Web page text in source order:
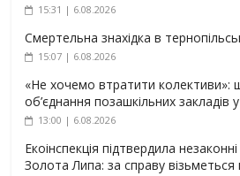
15:31 | 6.08.2026
Смертельна знахідка в
15:07 | 6.08.2026
«Не хочемо втратити колективи»:
об’єднання позашкільних закладів
13:00 | 6.08.2026
Екоінспекція підтвердила
Золота Липа: за справу візьметься